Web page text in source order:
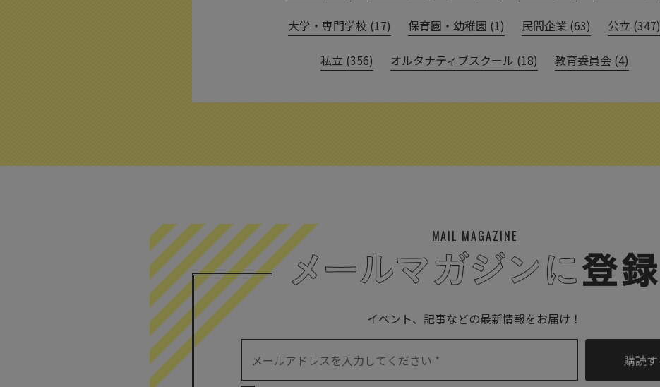
大学・専門学校 (17) 保育園・幼稚園 (1) 民間企業 (63) 公立 (347)
私立 (356) オルタナティブスクール (18) 教育委員会 (4)
MAIL MAGAZINE
イベント、記事などの最新情報をお届け！